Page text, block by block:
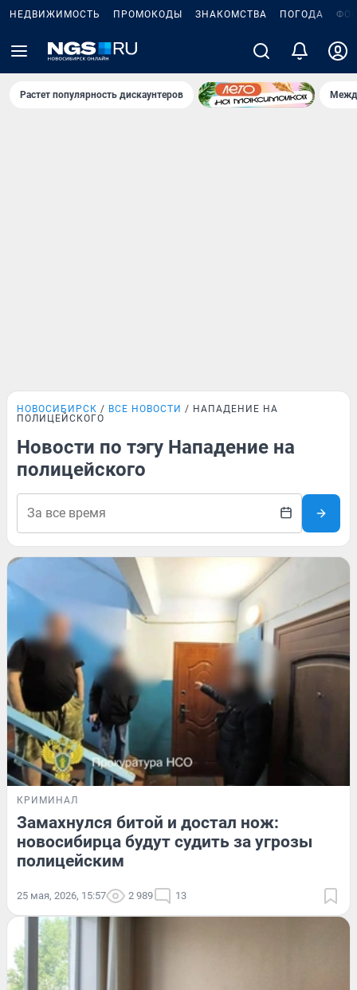
НЕДВИЖИМОСТЬ ПРОМОКОДЫ ЗНАКОМСТВА ПОГОДА
Растет популярность дискаунтеров
НОВОСИБИРСК ВСЕ НОВОСТИ
НАПАДЕНИЕ НА
ПОЛИЦЕЙСКОГО
Новости по тэгу Нападение на
полицейского
КРИМИНАЛ
Замахнулся битой и достал нож:
новосибирца будут судить за угрозы
полицейским
25 мая, 2026, 15:57 2 989 13